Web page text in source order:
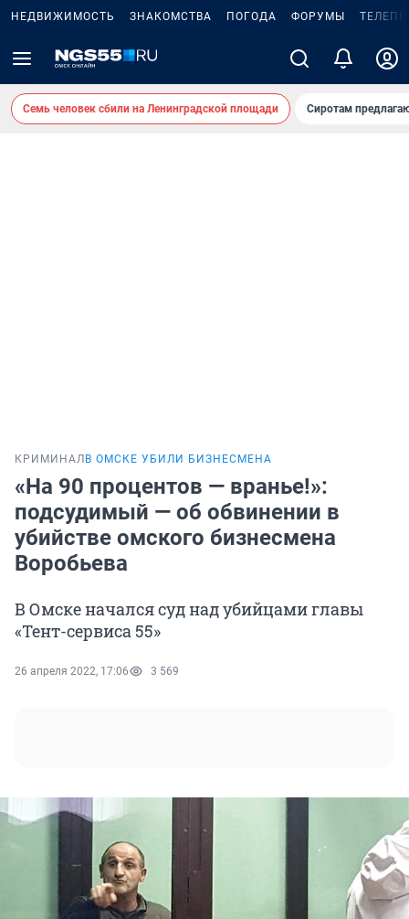
НЕДВИЖИМОСТЬ ЗНАКОМСТВА ПОГОДА ФОРУМЫ
Семь человек сбили на Ленинградской площади Сиротам
КРИМИНАЛ В ОМСКЕ УБИЛИ БИЗНЕСМЕНА
«На 90 процентов — вранье!»:
подсудимый — об обвинении в
убийстве омского бизнесмена
Воробьева
В Омске начался суд над убийцами главы
«Тент-сервиса 55»
26 апреля 2022, 17:06 3 569